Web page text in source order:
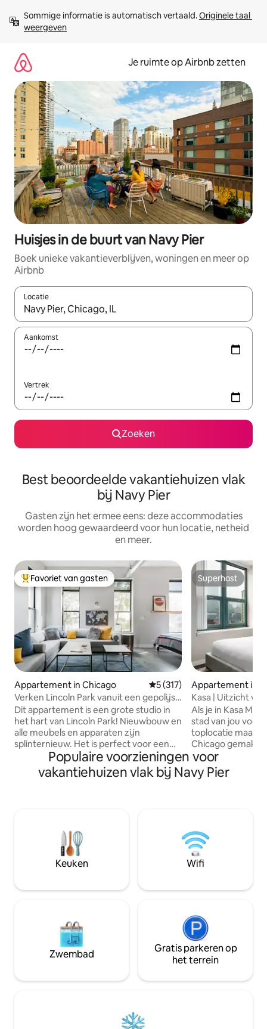
direct
naar
Sommige informatie is automatisch vertaald. Originele taal
weergeven
Je ruimte op Airbnb zetten
Huisjes in de buurt van Navy Pier
Boek unieke vakantieverblijven, woningen en meer op
Airbnb
Locatie
Wanneer er suggesties beschikbaar zijn, maak je een keuze
Aankomst
Vertrek
Zoeken
Best beoordeelde vakantiehuizen vlak
bij Navy Pier
Gasten zijn het ermee eens: deze accommodaties
worden hoog gewaardeerd voor hun locatie, netheid
en meer.
Topfavoriet van gasten
Favoriet van gasten
Appartement in Chicago Gemiddelde beoordeling
5 (317)
Verken Lincoln Park vanuit een gepolijst
appartement
Dit appartement is een grote studio in
het hart van Lincoln Park! Nieuwbouw en
alle meubels en apparaten zijn
splinternieuw. Het is perfect voor een
stel...maar kan ook slapen 3-4 voor een
meisjes reis of een gezin met kleine
kinderen. Je komt binnen met je
appartement ligt in Lincoln Park, op een
steenworp afstand van winkels langs
Armitage en Halsted Avenue. Er zijn
supermarkten, restaurants en cafés in
die toegang hebben tot het centrum en
appartement en we bieden gratis
residentiële parkeerstickers in het
appartement op het bureau. We bieden
ook een schone garage ruimte (met
hebben) voor $ 20/nacht.
Superhost
Superhost
Appartement in
Kasa | Uitzicht
Chicago
Als je in Kasa
stad van jou voor
toplocatie maakt
Chicago
noorden van het
bevind je je op
van Oak Street
vakantie. Onze
technologie
16.00 uur, 24/7
gasten via sms
een mobiel
Populaire voorzieningen voor
vakantiehuizen vlak bij Navy Pier
Keuken Wifi
Zwembad
Gratis parkeren op
het terrein